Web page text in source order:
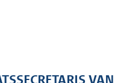
:
VAN